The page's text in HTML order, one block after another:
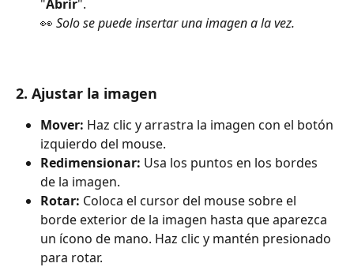
"Abrir".
👀 Solo se puede insertar una imagen a la vez.
2. Ajustar la imagen
Mover: Haz clic y arrastra la imagen con el botón
izquierdo del mouse.
Redimensionar: Usa los puntos en los bordes
de la imagen.
Rotar: Coloca el cursor del mouse sobre el
borde exterior de la imagen hasta que aparezca
un ícono de mano. Haz clic y mantén presionado
para rotar.